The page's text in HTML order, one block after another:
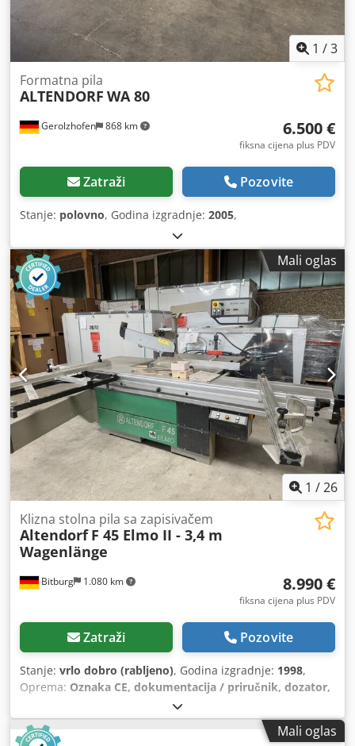
1 /3
Gerolzhofen 868 km
Formatna pila
ALTENDORF WA 80
6.500 €
fiksna cijena plus PDV
Zatraži Pozovite
Stanje: polovno, Godina izgradnje: 2005,
Mali oglas
1 /26
Bitburg 1.080 km
Klizna stolna pila sa zapisivačem
Altendorf F 45 Elmo II - 3,4 m
Wagenlänge
8.990 €
fiksna cijena plus PDV
Zatraži Pozovite
Stanje: vrlo dobro (rabljeno), Godina izgradnje: 1998,
Oprema: Oznaka CE, dokumentacija / priručnik, dozator,
Mali oglas